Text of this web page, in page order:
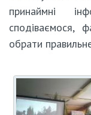
принаймні
сподіваємося,
обрати